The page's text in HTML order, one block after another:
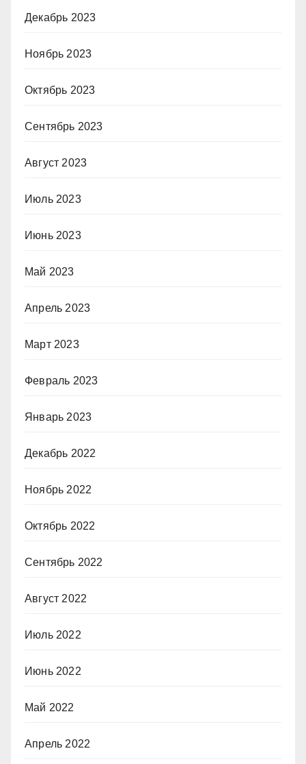
Декабрь 2023
Ноябрь 2023
Октябрь 2023
Сентябрь 2023
Август 2023
Июль 2023
Июнь 2023
Май 2023
Апрель 2023
Март 2023
Февраль 2023
Январь 2023
Декабрь 2022
Ноябрь 2022
Октябрь 2022
Сентябрь 2022
Август 2022
Июль 2022
Июнь 2022
Май 2022
Апрель 2022